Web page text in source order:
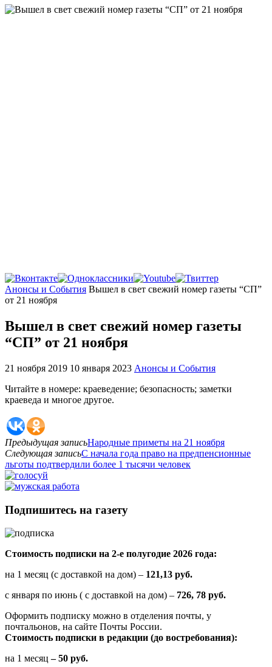
Главная
Анонсы и События Вышел в свет свежий номер газеты “СП”
от 21 ноября
Вышел в свет свежий номер газеты
“СП” от 21 ноября
21 ноября 2019 10 января 2023 Анонсы и События
Читайте в номере: краеведение; безопасность; заметки
краеведа и многое другое.
Предыдущая записьНародные приметы на 21 ноября
Следующая записьС начала года право на предпенсионные
льготы подтвердили более 1 тысячи человек
Подпишитесь на газету
Стоимость подписки на 2-е полугодие 2026 года:
на 1 месяц (с доставкой на дом) – 121,13 руб.
с января по июнь ( с доставкой на дом) – 726, 78 руб.
Оформить подписку можно в отделения почты, у
почтальонов, на сайте Почты России.
Стоимость подписки в редакции (до востребования):
на 1 месяц – 50 руб.